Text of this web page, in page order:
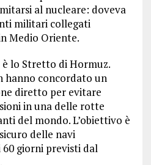
al nucleare: doveva
militari collegati
Medio Oriente.
è lo Stretto di Hormuz.
hanno concordato un
diretto per evitare
in una delle rotte
del mondo. L’obiettivo è
delle navi
giorni previsti dal